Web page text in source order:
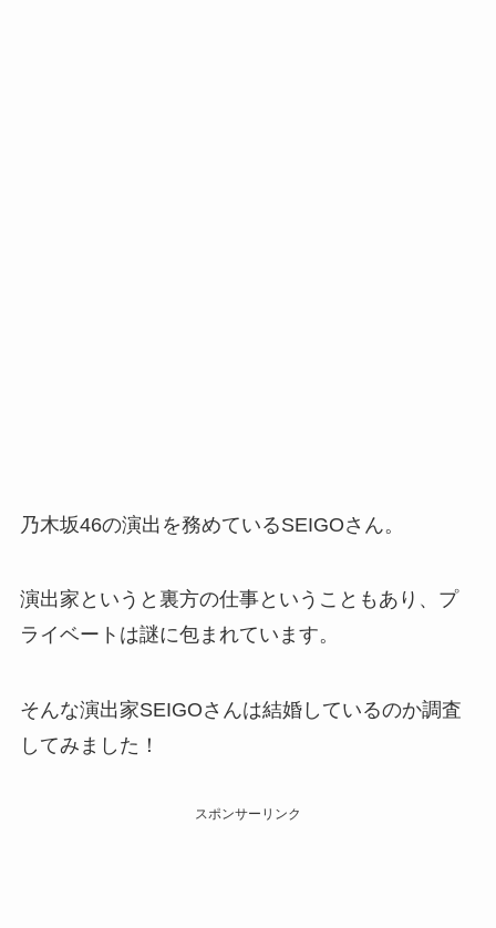
乃木坂46の演出を務めているSEIGOさん。
演出家というと裏方の仕事ということもあり、プ
ライベートは謎に包まれています。
そんな演出家SEIGOさんは結婚しているのか調査
してみました！
スポンサーリンク